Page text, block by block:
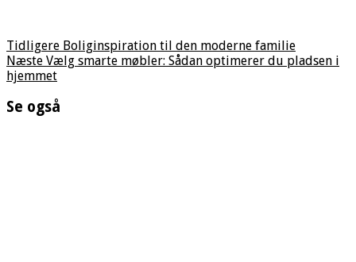
Tidligere Boliginspiration til den moderne familie
Næste Vælg smarte møbler: Sådan optimerer du pladsen i
hjemmet
Se også